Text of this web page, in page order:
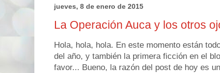
jueves, 8 de enero de 2015
La Operación Auca y los otros
Hola, hola, hola. En este momento están
del año, y también la primera ficción en el
favor... Bueno, la razón del post de hoy es